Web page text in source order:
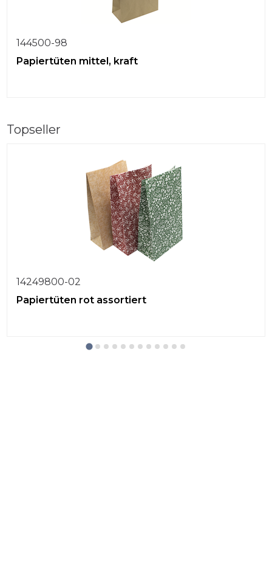
144500-98
Papiertüten mittel, kraft
Topseller
14249800-02
Papiertüten rot assortiert